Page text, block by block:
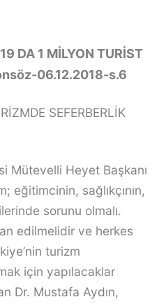
DA 1 MİLYON TURİST
06.12.2018-s.6
SEFERBERLİK
Mütevelli Heyet Başkanı
eğitimcinin, sağlıkçının,
sorunu olmalı.
edilmelidir ve herkes
turizm
için yapılacaklar
Dr. Mustafa Aydın,